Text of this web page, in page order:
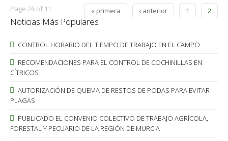
Page 26 of 11 « primera ‹ anterior 1 2
Noticias Más Populares
CONTROL HORARIO DEL TIEMPO DE TRABAJO EN EL CAMPO.
RECOMENDACIONES PARA EL CONTROL DE COCHINILLAS EN
CÍTRICOS
AUTORIZACIÓN DE QUEMA DE RESTOS DE PODAS PARA EVITAR
PLAGAS
PUBLICADO EL CONVENIO COLECTIVO DE TRABAJO AGRÍCOLA,
FORESTAL Y PECUARIO DE LA REGIÓN DE MURCIA